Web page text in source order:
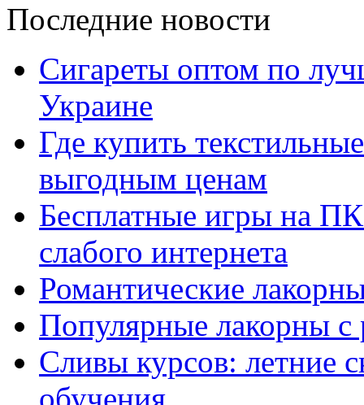
Последние новости
Сигареты оптом по
Украине
Где купить
выгодным ценам
Бесплатные игры на
слабого интернета
Романтические
Популярные лакорны с
Сливы курсов: летние
обучения